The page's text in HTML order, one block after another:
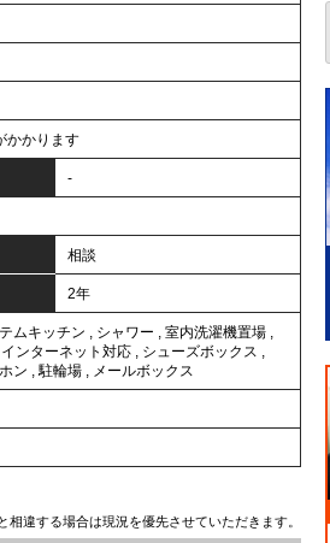
かかります
-
相談
2年
ムキッチン , シャワー , 室内洗濯機置場 ,
インターネット対応 , シューズボックス ,
ン ,駐輪場 , メールボックス
相違する場合は現況を優先させていただきます。